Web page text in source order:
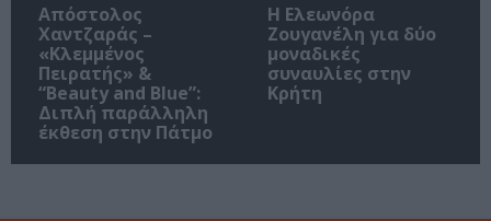
Απόστολος
Χαντζαράς –
«Κλεμμένος
Πειρατής» &
“Beauty and Blue”:
Διπλή παράλληλη
έκθεση στην Πάτμο
Η Ελεωνόρα
Ζουγανέλη για δύο
μοναδικές
συναυλίες στην
Κρήτη